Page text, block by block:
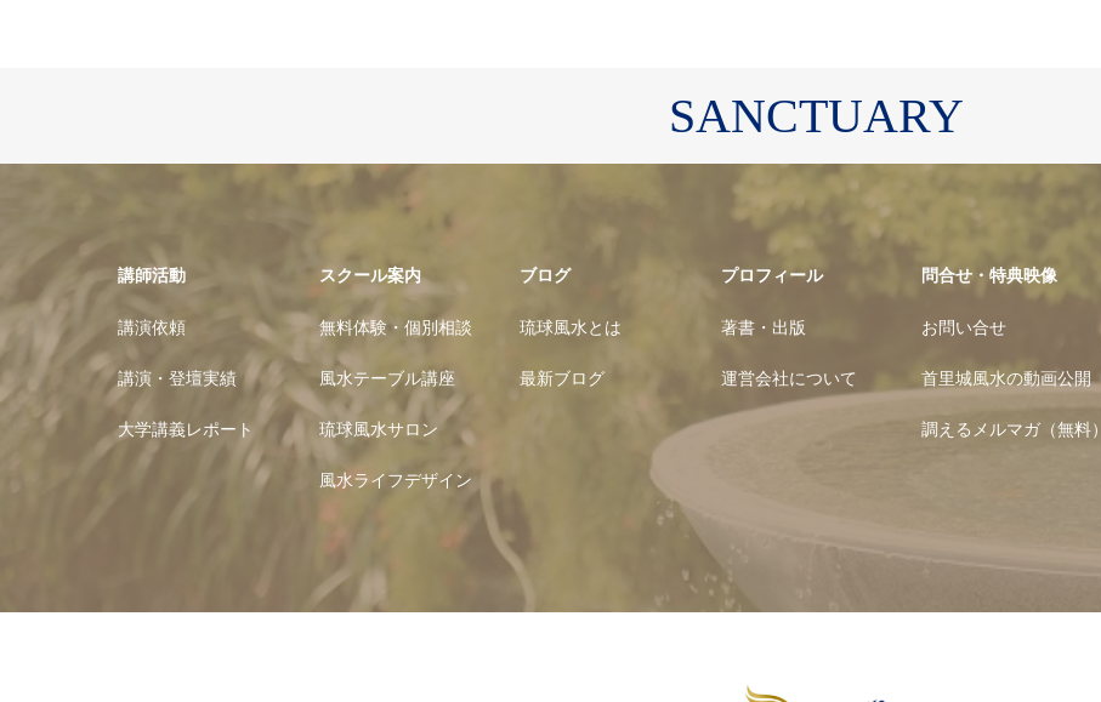
SANCTUARY
講師活動
講演依頼
講演・登壇実績
大学講義レポート
スクール案内
無料体験・個別相談
風水テーブル講座
琉球風水サロン
風水ライフデザイン
ブログ
琉球風水とは
最新ブログ
プロフィール
著書・出版
運営会社について
問合せ・特典映像
お問い合せ
首里城風水の動画公開
調えるメルマガ（無料）